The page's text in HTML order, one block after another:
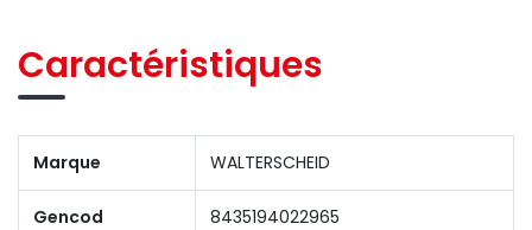
Caractéristiques
Marque WALTERSCHEID
Gencod 8435194022965